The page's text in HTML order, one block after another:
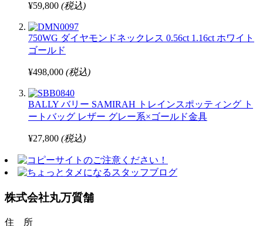
¥59,800 (税込)
750WG ダイヤモンドネックレス 0.56ct 1.16ct ホワイト
ゴールド
¥498,000 (税込)
BALLY バリー SAMIRAH トレインスポッティング ト
ートバッグ レザー グレー系×ゴールド金具
¥27,800 (税込)
株式会社丸万質舗
住 所